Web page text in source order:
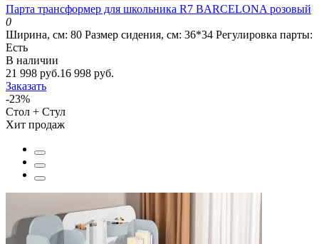
Парта трансформер для школьника R7 BARCELONA розовый
0
Ширина, см: 80 Размер сидения, см: 36*34 Регулировка парты:
Есть
В наличии
21 998 руб.16 998 руб.
Заказать
-23%
Стол + Стул
Хит продаж